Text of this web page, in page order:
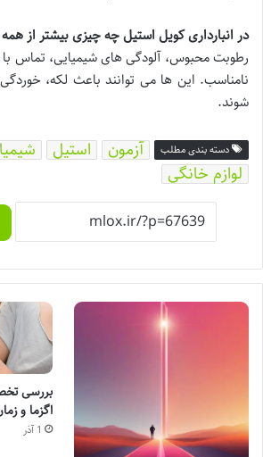
در انبارداری کویل استیل چه چیزی بیشتر از
رطوبت محبوس، آلودگی های شیمیایی، تماس با
نامناسب. این ها می توانند باعث لکه،
شوند.
دسته بندی مطلب آزمون استیل
لوازم خانگی
بررسی
اگزما و
1 آذر